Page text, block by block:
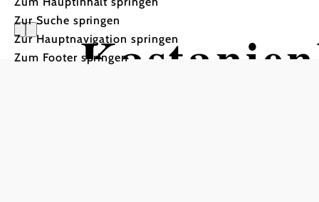
Zur Suche springen
Zur Hauptnavigation springen
Zum Footer springen